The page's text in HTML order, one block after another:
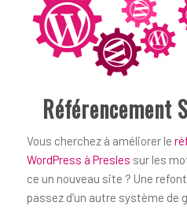
Référencement
Vous cherchez à améliorer le
WordPress à Presles sur les
ce un nouveau site ? Une
passez d’un autre système de